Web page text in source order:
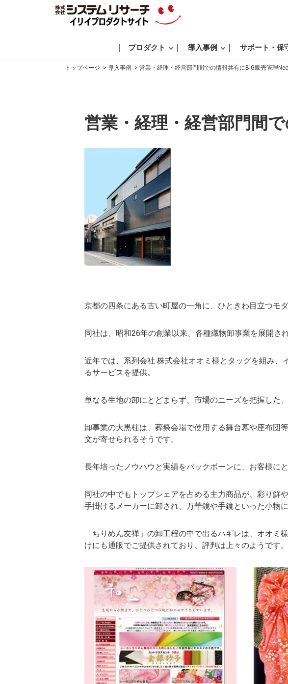
プロダクト 導入事例 サポート・保
トップページ 導入事例 営業・経理・経営部門間での情報共有にBIG販売管理
営業・経理・経営部門間
京都の四条にある古い町屋の一角に、ひときわ目立つモ
同社は、昭和26年の創業以来、各種織物卸事業を展開さ
近年では、系列会社 株式会社オオミ様とタッグを組み
るサービスを提供。
単なる生地の卸にとどまらず、市場のニーズを把握した
卸事業の大黒柱は、葬祭会場で使用する舞台幕や座布団
文が寄せられるそうです。
長年培ったノウハウと実績をバックボーンに、お客様に
同社の中でもトップシェアを占める主力商品が、彩り鮮
手掛けるメーカーに卸され、万華鏡や手鏡といった小物
「ちりめん友禅」の卸工程の中で出るハギレは、オオミ
けにも通販でご提供されており、評判は上々のようです。